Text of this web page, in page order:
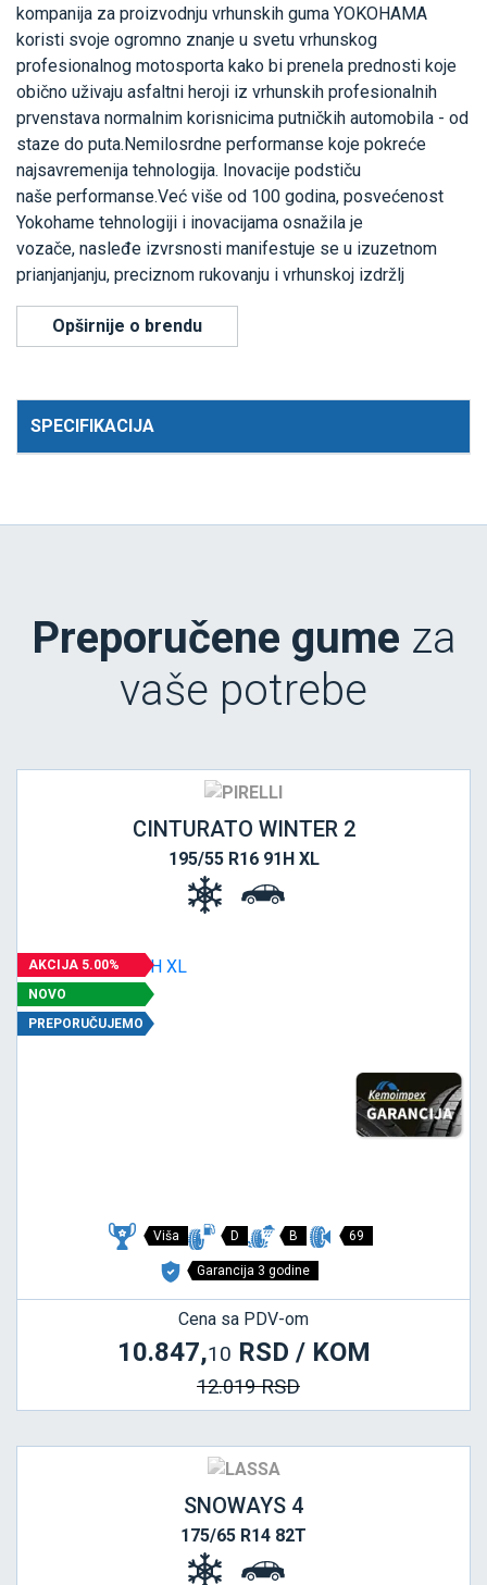
kompanija za proizvodnju vrhunskih guma YOKOHAMA
koristi svoje ogromno znanje u svetu vrhunskog
profesionalnog motosporta kako bi prenela prednosti koje
obično uživaju asfaltni heroji iz vrhunskih profesionalnih
prvenstava normalnim korisnicima putničkih automobila - od
staze do puta.Nemilosrdne performanse koje pokreće
najsavremenija tehnologija. Inovacije podstiču
naše performanse.Već više od 100 godina, posvećenost
Yokohame tehnologiji i inovacijama osnažila je
vozače, nasleđe izvrsnosti manifestuje se u izuzetnom
prianjanjanju, preciznom rukovanju i vrhunskoj izdržlj
Opširnije o brendu
SPECIFIKACIJA
Preporučene gume za
vaše potrebe
CINTURATO WINTER 2
195/55 R16 91H XL
AKCIJA 5.00%
NOVO
PREPORUČUJEMO
Viša D B 69
Garancija 3 godine
Cena sa PDV-om
10.847,10 RSD / KOM
12.019 RSD
SNOWAYS 4
175/65 R14 82T